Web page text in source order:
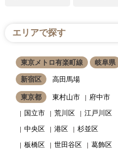
エリアで探す
東京メトロ有楽町線 岐阜県
新宿区 高田馬場
東京都 東村山市
府中市
国立市
荒川区
江戸川区
中央区
港区
杉並区
板橋区
世田谷区
葛飾区